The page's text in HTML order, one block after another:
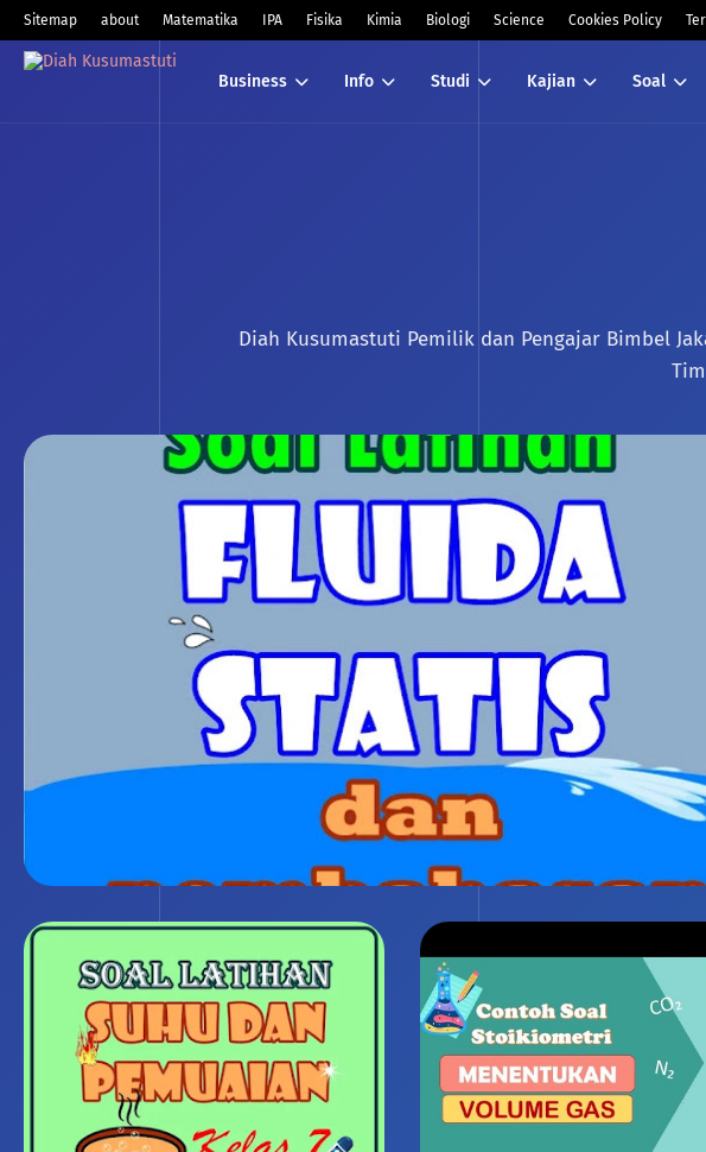
Sitemap about Matematika IPA Fisika Kimia Biologi Science Cookies Policy
Business Info Studi Kajian Soal
Diah Kusumastuti Pemilik dan Pengajar Bimbel